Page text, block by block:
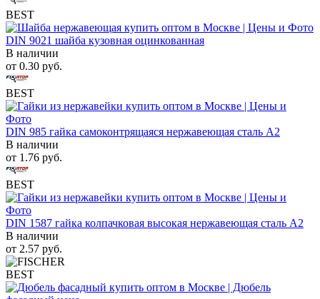
BEST
DIN 9021 шайба кузовная оцинкованная
В наличии
от 0.30 руб.
BEST
DIN 985 гайка самоконтрящаяся нержавеющая сталь A2
В наличии
от 1.76 руб.
BEST
DIN 1587 гайка колпачковая высокая нержавеющая сталь А2
В наличии
от 2.57 руб.
BEST